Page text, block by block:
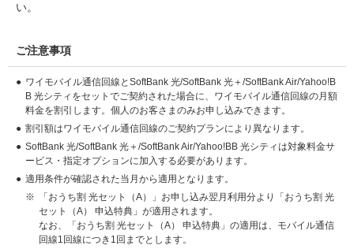
い。
ご注意事項
● ワイモバイル通信回線とSoftBank 光/SoftBank 光＋/SoftBank Air/Yahoo!B
B 光シティをセットでご契約された場合に、ワイモバイル通信回線の月額
料金を割引します。個人のお客さまのみお申し込みできます。
● 割引額はワイモバイル通信回線のご契約プランにより異なります。
● SoftBank 光/SoftBank 光＋/SoftBank Air/Yahoo!BB 光シティは対象料金サ
ービス・指定オプションに加入する必要があります。
● 適用条件が確認された当月から適用となります。
※
「おうち割 光セット（A）」お申し込み翌月利用分より「おうち割 光
セット（A） 申込特典」が適用されます。
なお、「おうち割 光セット（A） 申込特典」の適用は、モバイル通信
回線1回線につき1回までとします。